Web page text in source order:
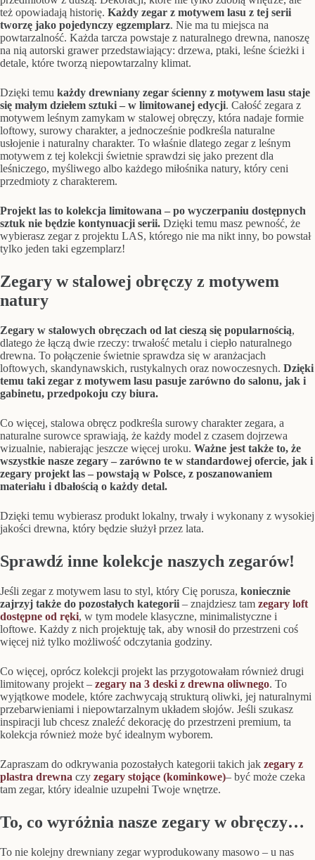
też opowiadają historię. Każdy zegar z motywem lasu z tej serii
tworzę jako pojedynczy egzemplarz. Nie ma tu miejsca na
powtarzalność. Każda tarcza powstaje z naturalnego drewna, nanoszę
na nią autorski grawer przedstawiający: drzewa, ptaki, leśne ścieżki i
detale, które tworzą niepowtarzalny klimat.
Dzięki temu każdy drewniany zegar ścienny z motywem lasu staje
się małym dziełem sztuki – w limitowanej edycji. Całość zegara z
motywem leśnym zamykam w stalowej obręczy, która nadaje formie
loftowy, surowy charakter, a jednocześnie podkreśla naturalne
usłojenie i naturalny charakter. To właśnie dlatego zegar z leśnym
motywem z tej kolekcji świetnie sprawdzi się jako prezent dla
leśniczego, myśliwego albo każdego miłośnika natury, który ceni
przedmioty z charakterem.
Projekt las to kolekcja limitowana – po wyczerpaniu dostępnych
sztuk nie będzie kontynuacji serii. Dzięki temu masz pewność, że
wybierasz zegar z projektu LAS, którego nie ma nikt inny, bo powstał
tylko jeden taki egzemplarz!
Zegary w stalowej obręczy z motywem
natury
Zegary w stalowych obręczach od lat cieszą się popularnością,
dlatego że łączą dwie rzeczy: trwałość metalu i ciepło naturalnego
drewna. To połączenie świetnie sprawdza się w aranżacjach
loftowych, skandynawskich, rustykalnych oraz nowoczesnych. Dzięki
temu taki zegar z motywem lasu pasuje zarówno do salonu, jak i
gabinetu, przedpokoju czy biura.
Co więcej, stalowa obręcz podkreśla surowy charakter zegara, a
naturalne surowce sprawiają, że każdy model z czasem dojrzewa
wizualnie, nabierając jeszcze więcej uroku. Ważne jest także to, że
wszystkie nasze zegary – zarówno te w standardowej ofercie, jak i
zegary projekt las – powstają w Polsce, z poszanowaniem
materiału i dbałością o każdy detal.
Dzięki temu wybierasz produkt lokalny, trwały i wykonany z wysokiej
jakości drewna, który będzie służył przez lata.
Sprawdź inne kolekcje naszych zegarów!
Jeśli zegar z motywem lasu to styl, który Cię porusza, koniecznie
zajrzyj także do pozostałych kategorii – znajdziesz tam zegary loft
dostępne od ręki, w tym modele klasyczne, minimalistyczne i
loftowe. Każdy z nich projektuję tak, aby wnosił do przestrzeni coś
więcej niż tylko możliwość odczytania godziny.
Co więcej, oprócz kolekcji projekt las przygotowałam również drugi
limitowany projekt – zegary na 3 deski z drewna oliwnego. To
wyjątkowe modele, które zachwycają strukturą oliwki, jej naturalnymi
przebarwieniami i niepowtarzalnym układem słojów. Jeśli szukasz
inspiracji lub chcesz znaleźć dekorację do przestrzeni premium, ta
kolekcja również może być idealnym wyborem.
Zapraszam do odkrywania pozostałych kategorii takich jak zegary z
plastra drewna czy zegary stojące (kominkowe)– być może czeka
tam zegar, który idealnie uzupełni Twoje wnętrze.
To, co wyróżnia nasze zegary w obręczy…
To nie kolejny drewniany zegar wyprodukowany masowo – u nas